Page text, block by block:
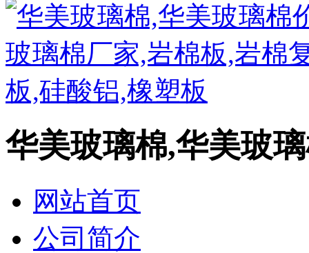
华美玻璃棉,华美玻
网站首页
公司简介